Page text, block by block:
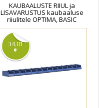
KAUBAALUSTE RIIUL ja
LISAVARUSTUS kaubaaluse
riiulitele OPTIMA, BASIC
34.01
€